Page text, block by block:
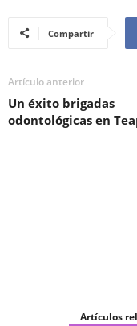
Compartir
Artículo anterior
Un éxito brigadas
odontológicas en
Artículos